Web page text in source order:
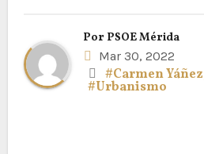
Por PSOE Mérida
Mar 30, 2022
#Carmen Yáñez
#Urbanismo